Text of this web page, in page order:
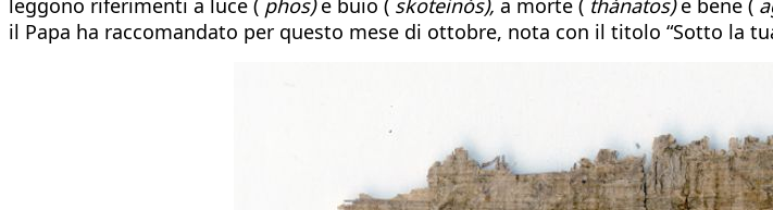
leggono riferimenti a luce ( phos)e buio ( skoteinós), a morte ( thánatos)e bene (
il Papa ha raccomandato per questo mese di ottobre, nota con il titolo “Sotto la